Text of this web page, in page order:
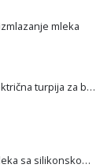
mleka
Haakaa Happii Bear punjiva električna turpija za bebe
Haakaa bubamara sakupljač mleka sa silikonskom torbom za sterilizaciju